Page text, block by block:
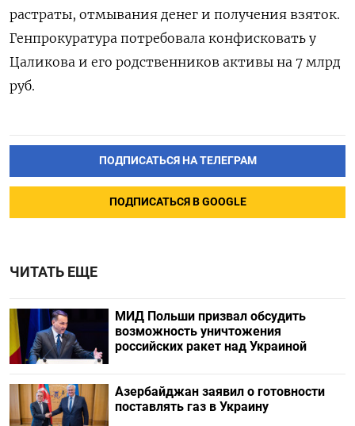
растраты, отмывания денег и получения взяток.
Генпрокуратура потребовала конфисковать у
Цаликова и его родственников активы на 7 млрд
руб.
ПОДПИСАТЬСЯ НА ТЕЛЕГРАМ
ПОДПИСАТЬСЯ В GOOGLE
ЧИТАТЬ ЕЩЕ
МИД Польши призвал обсудить
возможность уничтожения
российских ракет над Украиной
Азербайджан заявил о готовности
поставлять газ в Украину